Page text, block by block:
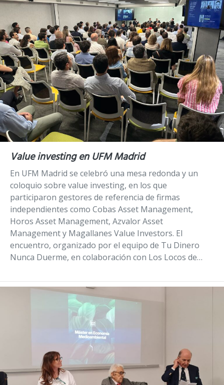
Value investing en UFM Madrid
En UFM Madrid se celebró una mesa redonda y un
coloquio sobre value investing, en los que
participaron gestores de referencia de firmas
independientes como Cobas Asset Management,
Horos Asset Management, Azvalor Asset
Management y Magallanes Value Investors. El
encuentro, organizado por el equipo de Tu Dinero
Nunca Duerme, en colaboración con Los Locos de…